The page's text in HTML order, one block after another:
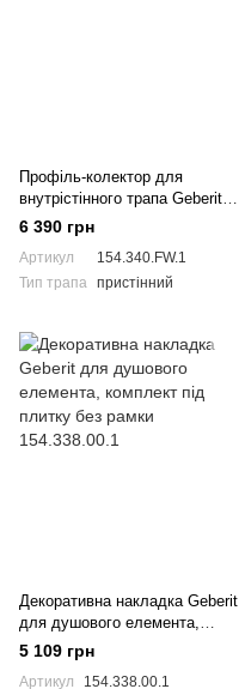
Профіль-колектор для
внутрістінного трапа Geberit
154.340.FW.1
6 390 грн
Артикул
154.340.FW.1
Тип трапа пристінний
Декоративна накладка Geberit
для душового елемента,
комплект під плитку без рамки
154.338.00.1
5 109 грн
Артикул 154.338.00.1